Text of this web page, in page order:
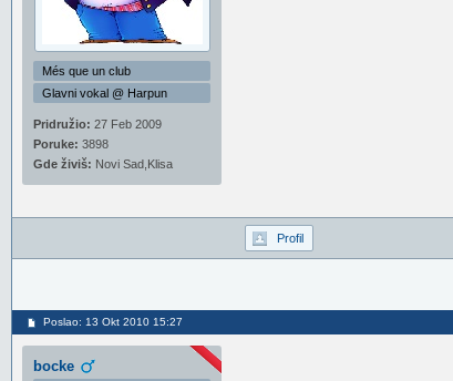
Més que un club
Glavni vokal @ Harpun
Pridružio: 27 Feb 2009
Poruke: 3898
Gde živiš: Novi Sad,Klisa
Profil
Poslao: 13 Okt 2010 15:27
bocke